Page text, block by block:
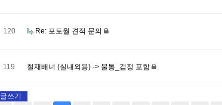
120 Re: 포토월 견적 문의
119 철재배너 (실내외용) -> 물통_검정 포함
글쓰기